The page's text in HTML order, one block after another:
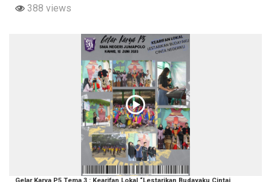
388 views
Gelar Karya P5 Tema 3 : Kearifan Lokal “Lestarikan Budayaku Cintai